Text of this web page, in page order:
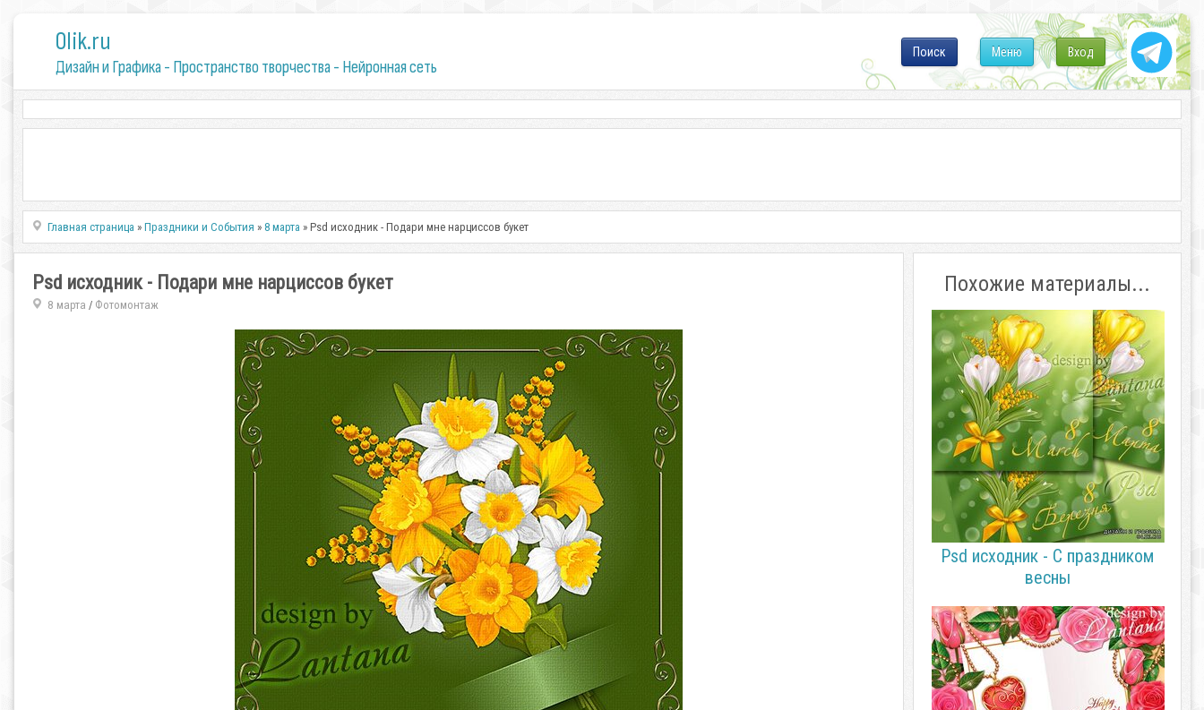
0lik.ru
Дизайн и Графика - Пространство творчества - Нейронная сеть
Вход
Меню
Поиск
Главная страница »Праздники и События »8 марта » Psd исходник - Подари мне нарциссов букет
Psd исходник - Подари мне нарциссов букет
8 марта / Фотомонтаж
Похожие материалы...
Psd исходник - С праздником
весны